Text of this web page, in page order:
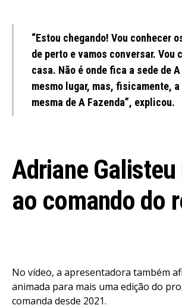
“Estou chegando! Vou conhecer
de perto e vamos conversar. Vou
casa. Não é onde fica a sede de
mesmo lugar, mas, fisicamente, a
mesma de A Fazenda”, explicou.
Adriane
ao comando do
No vídeo, a apresentadora também
animada para mais uma edição do
comanda desde 2021.